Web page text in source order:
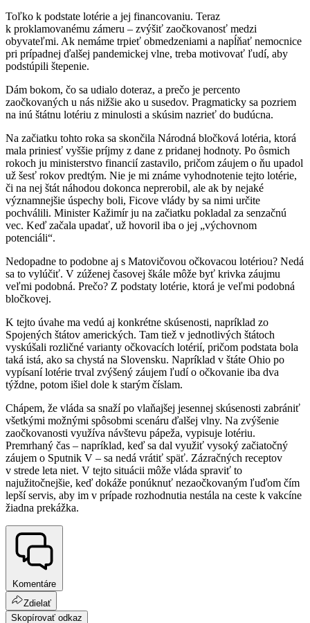
Toľko k podstate lotérie a jej financovaniu. Teraz
k proklamovanému zámeru – zvýšiť zaočkovanosť medzi
obyvateľmi. Ak nemáme trpieť obmedzeniami a napĺňať nemocnice
pri prípadnej ďalšej pandemickej vlne, treba motivovať ľudí, aby
podstúpili štepenie.
Dám bokom, čo sa udialo doteraz, a prečo je percento
zaočkovaných u nás nižšie ako u susedov. Pragmaticky sa pozriem
na inú štátnu lotériu z minulosti a skúsim nazrieť do budúcna.
Na začiatku tohto roka sa skončila Národná bločková lotéria, ktorá
mala priniesť vyššie príjmy z dane z pridanej hodnoty. Po ôsmich
rokoch ju ministerstvo financií zastavilo, pričom záujem o ňu upadol
už šesť rokov predtým. Nie je mi známe vyhodnotenie tejto lotérie,
či na nej štát náhodou dokonca neprerobil, ale ak by nejaké
významnejšie úspechy boli, Ficove vlády by sa nimi určite
pochválili. Minister Kažimír ju na začiatku pokladal za senzačnú
vec. Keď začala upadať, už hovoril iba o jej „výchovnom
potenciáli“.
Nedopadne to podobne aj s Matovičovou očkovacou lotériou? Nedá
sa to vylúčiť. V zúženej časovej škále môže byť krivka záujmu
veľmi podobná. Prečo? Z podstaty lotérie, ktorá je veľmi podobná
bločkovej.
K tejto úvahe ma vedú aj konkrétne skúsenosti, napríklad zo
Spojených štátov amerických. Tam tiež v jednotlivých štátoch
vyskúšali rozličné varianty očkovacích lotérií, pričom podstata bola
taká istá, ako sa chystá na Slovensku. Napríklad v štáte Ohio po
vypísaní lotérie trval zvýšený záujem ľudí o očkovanie iba dva
týždne, potom išiel dole k starým číslam.
Chápem, že vláda sa snaží po vlaňajšej jesennej skúsenosti zabrániť
všetkými možnými spôsobmi scenáru ďalšej vlny. Na zvýšenie
zaočkovanosti využíva návštevu pápeža, vypisuje lotériu.
Premrhaný čas – napríklad, keď sa dal využiť vysoký začiatočný
záujem o Sputnik V – sa nedá vrátiť späť. Zázračných receptov
v strede leta niet. V tejto situácii môže vláda spraviť to
najužitočnejšie, keď dokáže ponúknuť nezaočkovaným ľuďom čím
lepší servis, aby im v prípade rozhodnutia nestála na ceste k vakcíne
žiadna prekážka.
Komentáre
Zdielať
Skopírovať odkaz